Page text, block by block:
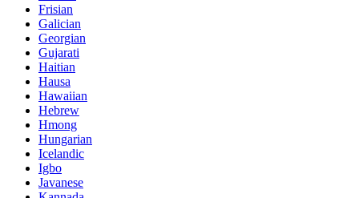
Frisian
Galician
Georgian
Gujarati
Haitian
Hausa
Hawaiian
Hebrew
Hmong
Hungarian
Icelandic
Igbo
Javanese